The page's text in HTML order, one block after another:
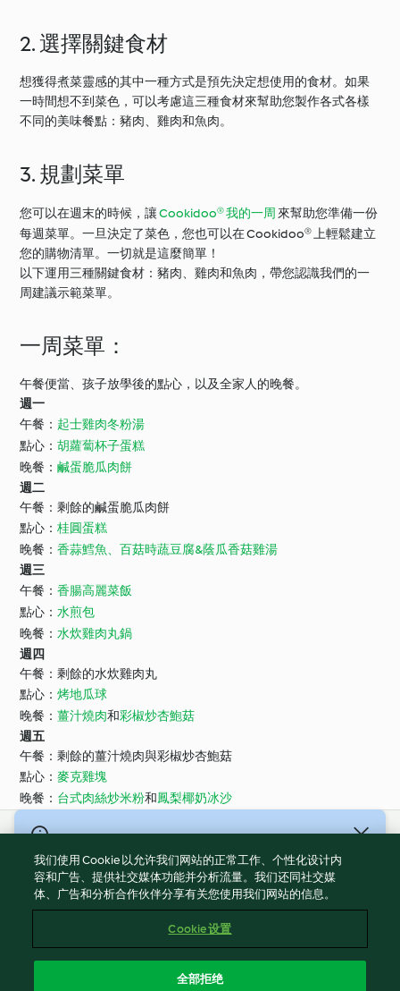
2. 選擇關鍵食材
想獲得煮菜靈感的其中一種方式是預先決定想使用的食材。如果
一時間想不到菜色，可以考慮這三種食材來幫助您製作各式各樣
不同的美味餐點：豬肉、雞肉和魚肉。
3. 規劃菜單
您可以在週末的時候，讓Cookidoo® 我的一周 來幫助您準備一份
每週菜單。一旦決定了菜色，您也可以在 Cookidoo® 上輕鬆建立
您的購物清單。一切就是這麼簡單！
以下運用三種關鍵食材：豬肉、雞肉和魚肉，帶您認識我們的一
周建議示範菜單。
一周菜單：
午餐便當、孩子放學後的點心，以及全家人的晚餐。
週一
午餐： 起士雞肉冬粉湯
點心：胡蘿蔔杯子蛋糕
晚餐：鹹蛋脆瓜肉餅
週二
午餐：剩餘的鹹蛋脆瓜肉餅
點心：桂圓蛋糕
晚餐：香蒜鱈魚、百菇時蔬豆腐&蔭瓜香菇雞湯
週三
午餐：香腸高麗菜飯
點心：水煎包
晚餐：水炊雞肉丸鍋
週四
午餐：剩餘的水炊雞肉丸
點心：烤地瓜球
晚餐：薑汁燒肉和彩椒炒杏鮑菇
週五
午餐：剩餘的薑汁燒肉與彩椒炒杏鮑菇
點心：麥克雞塊
晚餐： 台式肉絲炒米粉和鳳梨椰奶冰沙
服務條款
隱私權政策
網頁所有權
我们使用 Cookie 以允许我们网站的正常工作、个性化设计内
容和广告、提供社交媒体功能并分析流量。我们还同社交媒
体、广告和分析合作伙伴分享有关您使用我们网站的信息。
Cookie 设置
全部拒绝